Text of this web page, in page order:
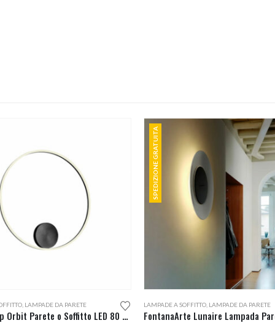
LAMPADE DA PARETE
Redo Group Orbit Parete o Soffitto LED 80 Diretta
SPEDIZIONE GRATUITA
Questo prodotto ha più varianti. Le opzioni possono essere scelte nella pagina del prodotto
LAMPADE A SOFFITTO LAMPADE DA PARETE